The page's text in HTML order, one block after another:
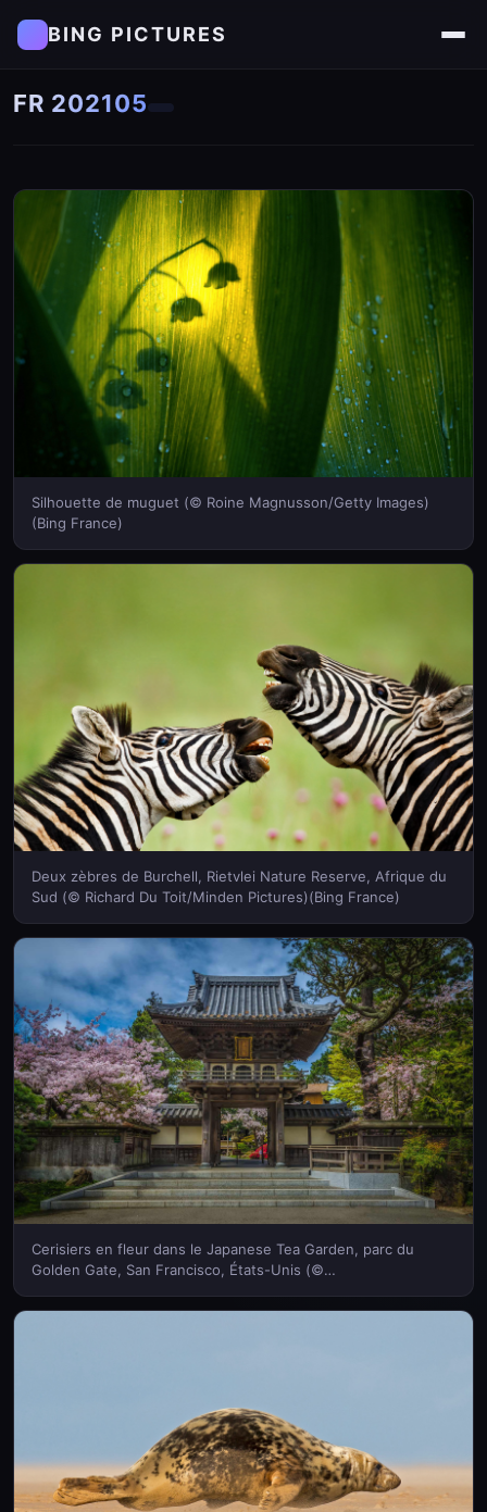
BING PICTURES
FR 202105
Silhouette de muguet (© Roine Magnusson/Getty Images)
(Bing France)
Deux zèbres de Burchell, Rietvlei Nature Reserve, Afrique du
Sud (© Richard Du Toit/Minden Pictures)(Bing France)
Cerisiers en fleur dans le Japanese Tea Garden, parc du
Golden Gate, San Francisco, États-Unis (©